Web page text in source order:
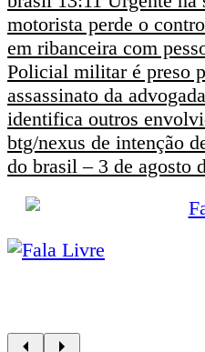
motorista perde o
em ribanceira com
Policial militar é preso
assassinato da
identifica outros
btg/nexus de intenção
do brasil – 3 de agosto